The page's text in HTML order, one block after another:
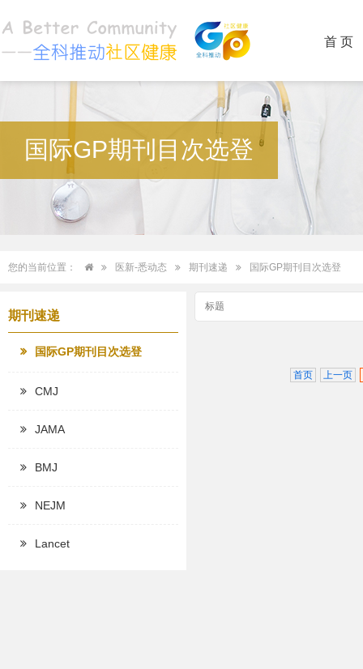
首 页
国际GP期刊目次选登
您的当前位置： 医新-悉动态 期刊速递 国际GP期刊目次选登
期刊速递
国际GP期刊目次选登
CMJ
JAMA
BMJ
NEJM
Lancet
首页 上一页